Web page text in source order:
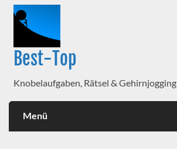
Best-Top
Knobelaufgaben, Rätsel & Gehirnjogging
Menü